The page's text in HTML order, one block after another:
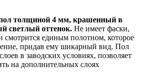
толщиной 4 мм, крашенный в
светлый оттенок. Не имеет фаски,
смотрится единым полотном, которое
придав ему шикарный вид. Пол
в заводских условиях, позволяет
на дополнительных слоях